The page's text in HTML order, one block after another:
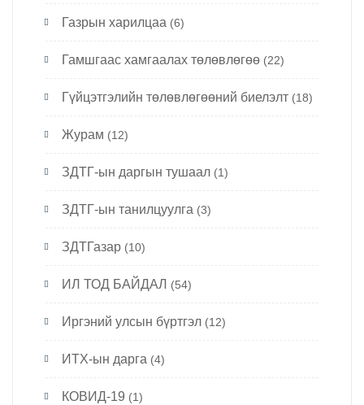
Газрын харилцаа (6)
Гамшгаас хамгаалах төлөвлөгөө (22)
Гүйцэтгэлийн төлөвлөгөөний биелэлт (18)
Журам (12)
ЗДТГ-ын даргын тушаал (1)
ЗДТГ-ын танилцуулга (3)
ЗДТГазар (10)
ИЛ ТОД БАЙДАЛ (54)
Иргэний улсын бүртгэл (12)
ИТХ-ын дарга (4)
КОВИД-19 (1)